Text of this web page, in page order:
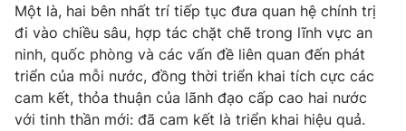
® Cấm sao chép dưới mọi hình thức nếu không có sự chấp
thuận bằng văn bản. Ghi rõ nguồn VTV.vn khi phát hành lại
Một là, hai bên nhất trí tiếp tục đưa quan hệ chính trị
đi vào chiều sâu, hợp tác chặt chẽ trong lĩnh vực an
ninh, quốc phòng và các vấn đề liên quan đến phát
triển của mỗi nước, đồng thời triển khai tích cực các
cam kết, thỏa thuận của lãnh đạo cấp cao hai nước
với tinh thần mới: đã cam kết là triển khai hiệu quả.